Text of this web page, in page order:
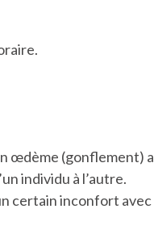
œdème (gonflement)
individu à l’autre.
certain inconfort